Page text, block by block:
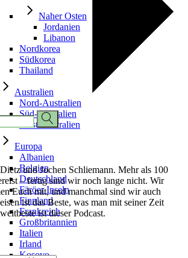
Naher Osten
Jordanien
Libanon
Nordkorea
Südkorea
Thailand
Australien
Nord-Australien
Süd-Australien
West-Australien
Europa
Albanien
Belgien
Deutschland
Färöer Inseln
Finnland
Frankreich
Großbritannien
Italien
Irland
Kosovo
und Jochen Schliemann. Mehr als 100
– fertig sind wir noch lange nicht. Wir
Euch mit, und manchmal sind wir auch
ist das Beste, was man mit seiner Zeit
ist dieser Podcast.